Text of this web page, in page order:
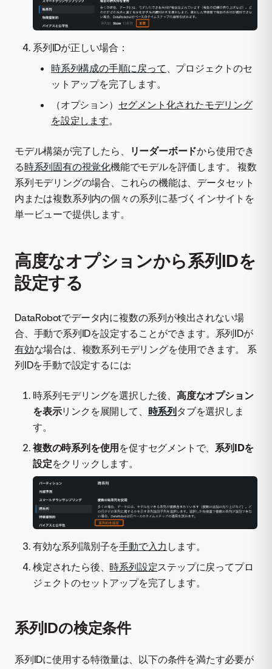
系列IDが正しい場合：
時系列構成の手順に戻って 、プロジェクトのセ
ットアップを完了します。
（オプション） セグメント化されたモデリング
を設定します。
モデル構築が完了したら、 リーダーボードから使用でき
る時系列固有の視覚化機能でモデルを評価します。 複数
系列モデリングの場合、これらの機能は、データセット
内または複数系列内の個々の系列に基づくインサイトを
単一ビューで提供します。
高度なオプションから系列IDを
設定する
DataRobotでデータ内に複数の系列が検出されない場
合、手動で系列IDを設定することができます。系列IDが
有効な場合は、複数系列モデリングを使用できます。 系
列IDを手動で設定するには:
時系列モデリングを選択した後、高度なオプション
を表示リンクを展開して、 時系列 タブを選択しま
す。
複数の時系列を使用 を促すセグメントで、系列IDを
設定をクリックします。
有効な系列識別子を手動で入力 します。
検定されたら後、 時系列設定ステップに戻ってプロ
ジェクトのセットアップを完了します。
系列IDの検定条件
系列IDに使用する特徴量は、以下の条件を満たす必要が